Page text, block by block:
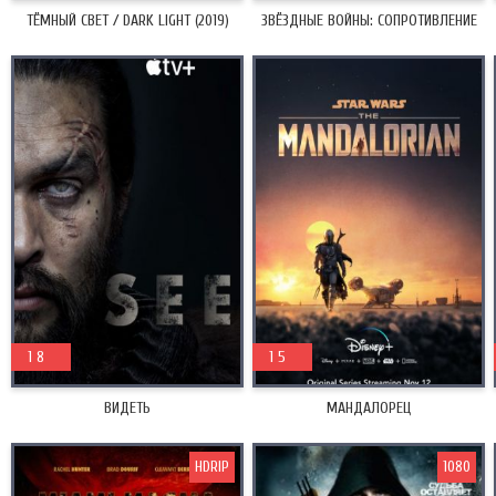
ТЁМНЫЙ СВЕТ / DARK LIGHT (2019) ЗВЁЗДНЫЕ ВОЙНЫ: СОПРОТИВЛЕНИЕ
ВИДЕТЬ
2019
1 8
МАНДАЛОРЕЦ
2019
1 5
HDRIP 1080